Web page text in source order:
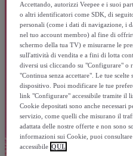
Accettando, autorizzi Veepee e i suoi
o altri identificatori come SDK, di
personali (come i dati di navigazione, i
nel tuo account membro) al fine di
schermo della tua TV) e misurarne le
sull'attività di vendita e a fini di lotta
diversi usi cliccando su "Configurare" o
"Continua senza accettare". Le tue
dispositivo. Puoi modificare le tue
link "Configurare" accessibile tramite il
Cookie depositati sono anche necessari
servizio, come quelli che misurano il
adattata delle nostre offerte e non sono
informazioni sui Cookie, puoi
accessibile QUI.